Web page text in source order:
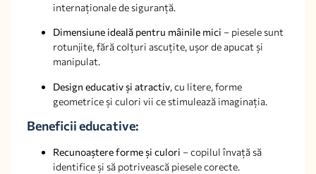
internaționale de siguranță.
Dimensiune ideală pentru mâinile mici – piesele sunt
rotunjite, fără colțuri ascuțite, ușor de apucat și
manipulat.
Design educativ și atractiv, cu litere, forme
geometrice și culori vii ce stimulează imaginația.
Beneficii educative:
Recunoaștere forme și culori – copilul învață să
identifice și să potrivească piesele corecte.